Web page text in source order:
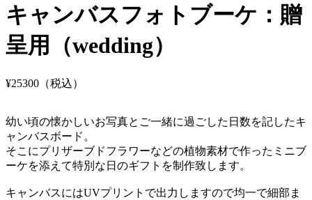
キャンバスフォトブーケ：贈
呈用（wedding）
¥25300（税込）
幼い頃の懐かしいお写真とご一緒に過ごした日数を記したキ
ャンバスボード。
そこにプリザーブドフラワーなどの植物素材で作ったミニブ
ーケを添えて特別な日のギフトを制作致します。
キャンバスにはUVプリントで出力しますので均一で細部ま